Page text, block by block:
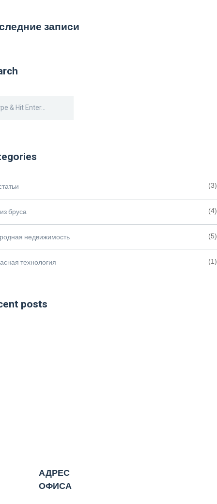
записи
(3)
бруса (4)
недвижимость (5)
технология (1)
posts
АДРЕС
ОФИСА